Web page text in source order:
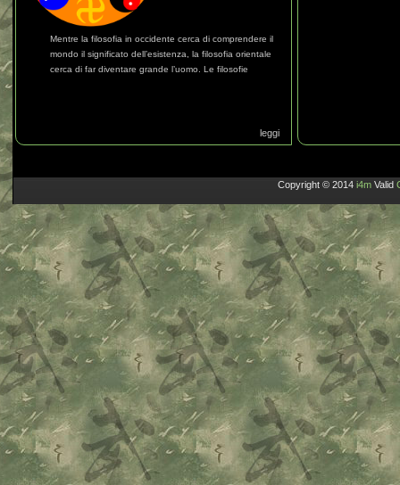
leggi
Mentre la filosofia in occidente cerca di comprendere il
mondo il significato dell’esistenza, la filosofia orientale
cerca di far diventare grande l’uomo. Le filosofie
Copyright © 2014 i4m Valid